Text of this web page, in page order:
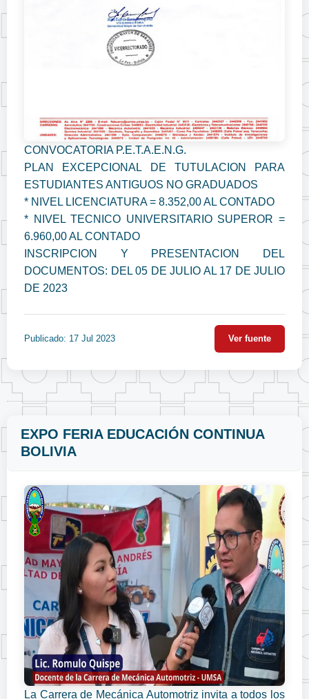
CONVOCATORIA P.E.T.A.E.N.G.
PLAN EXCEPCIONAL DE TUTULACION PARA
ESTUDIANTES ANTIGUOS NO GRADUADOS
* NIVEL LICENCIATURA = 8.352,00 AL CONTADO
* NIVEL TECNICO UNIVERSITARIO SUPEROR =
6.960,00 AL CONTADO
INSCRIPCION Y PRESENTACION DEL
DOCUMENTOS: DEL 05 DE JULIO AL 17 DE JULIO
DE 2023
Publicado: 17 Jul 2023 Ver fuente
EXPO FERIA EDUCACIÓN CONTINUA
BOLIVIA
La Carrera de Mecánica Automotriz invita a todos los